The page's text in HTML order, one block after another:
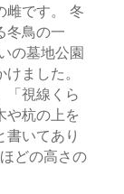
雌です。 冬
冬鳥の一
の墓地公園
ました。
「視線くら
や杭の上を
書いてあり
どの高さの
タキ（雌）【千